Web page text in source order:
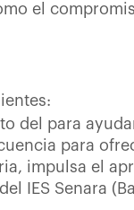
el
del para
para
impulsa el
IES Senara